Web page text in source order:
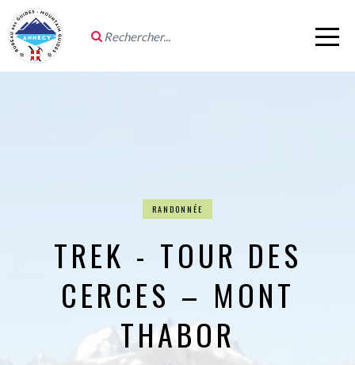
RANDONNÉE
TREK - TOUR DES
CERCES – MONT
THABOR